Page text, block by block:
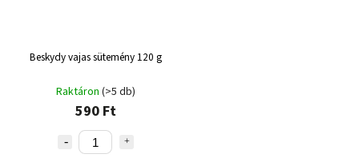
Beskydy vajas sütemény 120 g
Raktáron (>5 db)
590 Ft